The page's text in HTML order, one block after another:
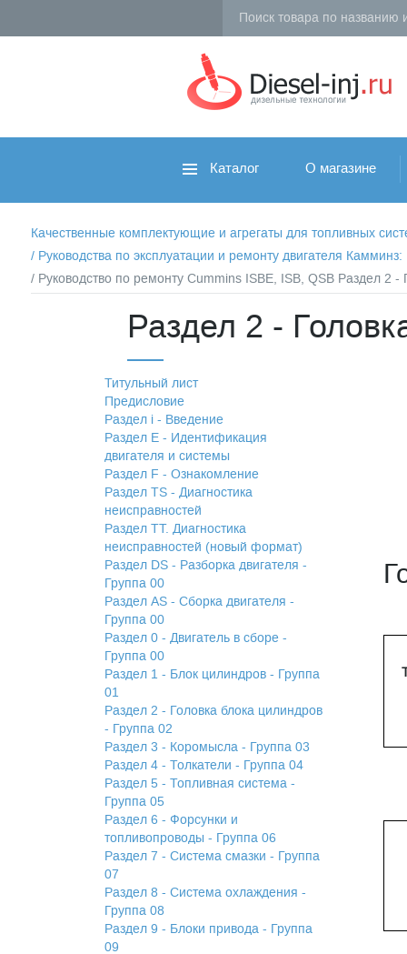
Каталог О магазине
Качественные комплектующие и агрегаты для топливных
/ Руководства по эксплуатации и ремонту двигателя
/ Руководство по ремонту Cummins ISBE, ISB, QSB Раздел 2
Раздел 2 -
Титульный лист
Предисловие
Раздел i - Введение
Раздел Е - Идентификация
двигателя и системы
Раздел F - Ознакомление
Раздел TS - Диагностика
неисправностей
Раздел TТ. Диагностика
неисправностей (новый формат)
Раздел DS - Разборка двигателя -
Группа 00
Раздел АS - Сборка двигателя -
Группа 00
Раздел 0 - Двигатель в сборе -
Группа 00
Раздел 1 - Блок цилиндров - Группа
01
Раздел 2 - Головка блока цилиндров
- Группа 02
Раздел 3 - Коромысла - Группа 03
Раздел 4 - Толкатели - Группа 04
Раздел 5 - Топливная система -
Группа 05
Раздел 6 - Форсунки и
топливопроводы - Группа 06
Раздел 7 - Система смазки - Группа
07
Раздел 8 - Система охлаждения -
Группа 08
Раздел 9 - Блоки привода - Группа
09